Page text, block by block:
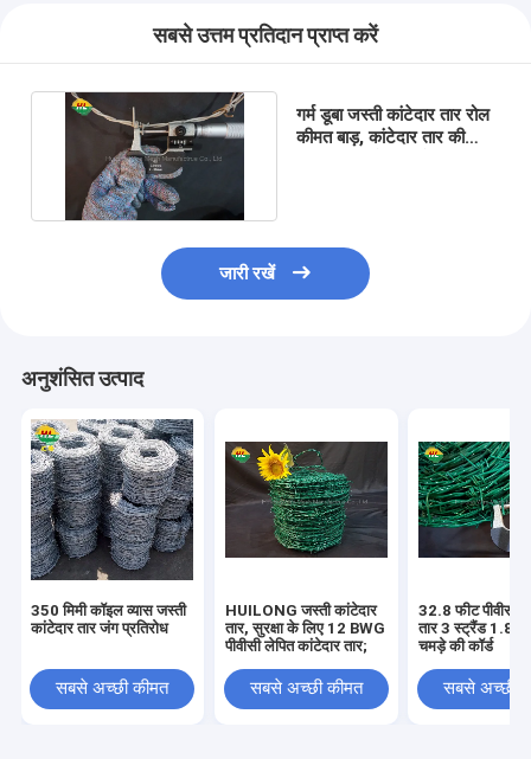
सबसे उत्तम प्रतिदान प्राप्त करें
गर्म डूबा जस्ती कांटेदार तार रोल
कीमत बाड़, कांटेदार तार की
जारी रखें
अनुशंसित उत्पाद
350 मिमी कॉइल व्यास जस्ती
कांटेदार तार जंग प्रतिरोध
सबसे अच्छी कीमत
HUILONG जस्ती कांटेदार
तार, सुरक्षा के लिए 12 BWG
पीवीसी लेपित कांटेदार तार;
सबसे अच्छी कीमत
32.8 फीट पीवीसी
तार 3 स्ट्रैंड 1.8
चमड़े की कॉर्ड
सबसे अच्छी